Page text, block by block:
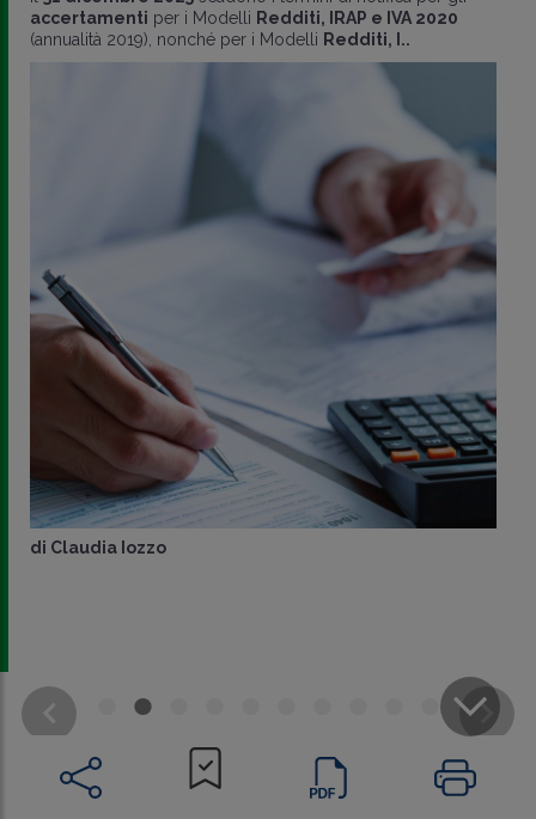
CONDIVIDI
accertamenti per i Modelli Redditi, IRAP e IVA 2020
(annualità 2019), nonché per i Modelli Redditi, I..
di Claudia Iozzo